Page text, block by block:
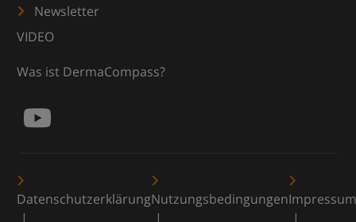
Newsletter
VIDEO
Was ist DermaCompass?
DatenschutzerklärungNutzungsbedingungenImpressum